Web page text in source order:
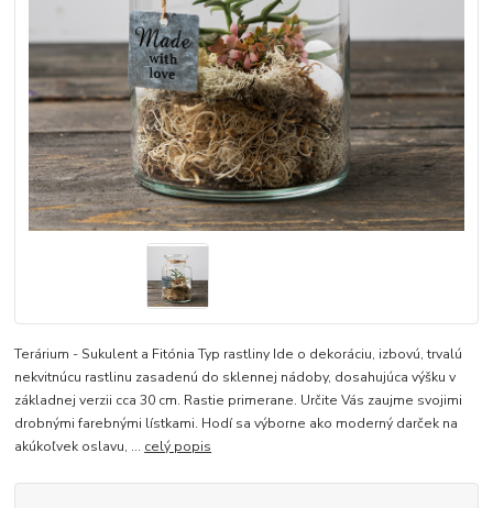
Terárium - Sukulent a Fitónia Typ rastliny Ide o dekoráciu, izbovú, trvalú
nekvitnúcu rastlinu zasadenú do sklennej nádoby, dosahujúca výšku v
základnej verzii cca 30 cm. Rastie primerane. Určite Vás zaujme svojimi
drobnými farebnými lístkami. Hodí sa výborne ako moderný darček na
akúkoľvek oslavu, ... celý popis